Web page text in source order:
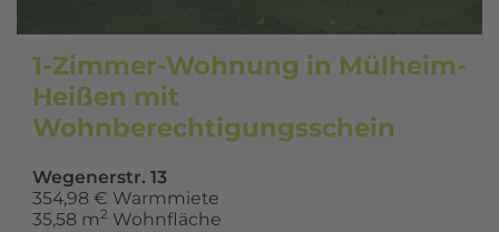
1-Zimmer-Wohnung in Mülheim-
Heißen mit
Wohnberechtigungsschein
Wegenerstr. 13
354,98 € Warmmiete
35,58 m2 Wohnfläche